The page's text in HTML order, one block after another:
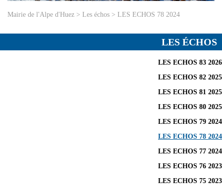
Mairie de l'Alpe d'Huez > Les échos > LES ECHOS 78 2024
LES ÉCHOS
LES ECHOS 83 2026
LES ECHOS 82 2025
LES ECHOS 81 2025
LES ECHOS 80 2025
LES ECHOS 79 2024
LES ECHOS 78 2024
LES ECHOS 77 2024
LES ECHOS 76 2023
LES ECHOS 75 2023